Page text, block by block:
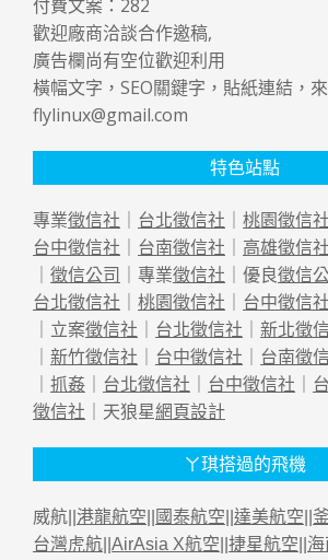
付費文案： 282
歡迎廠商洽談合作邀稿,
廣告欄尚有空位歡迎利用
橫幅文字，SEO關鍵字，貼紙連結，來
flylinux@gmail.com
特色站點
專業徵信社 台北徵信社 桃園徵信社
台中徵信社
台南徵信社 高雄徵信社
徵信公司 ｜專業徵信社 ｜優良徵信
台北徵信社
桃園徵信社 台中徵信社
｜立案徵信社 台北徵信社 新北徵
新竹徵信社 台中徵信社 台南徵
抓姦 台北徵信社 台中徵信社
徵信社 ｜天狼星網頁設計
ㄚ琪搭過的飛機
威航|| 港龍航空 國泰航空 達美航空
台灣虎航 AirAsia X航空 捷星航空